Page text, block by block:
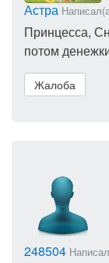
Астра
Принцесса,
потом
Жалоба
248504